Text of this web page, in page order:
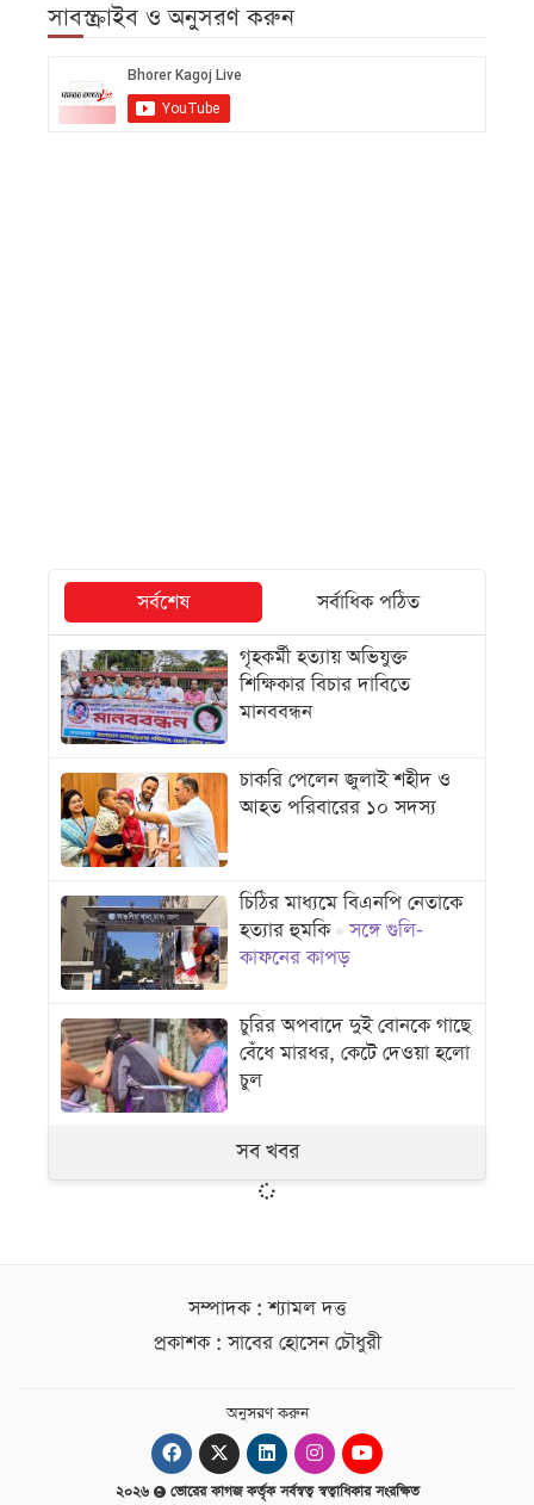
সাবস্ক্রাইব ও অনুসরণ করুন
সর্বশেষ
সর্বাধিক পঠিত
গৃহকর্মী হত্যায় অভিযুক্ত
শিক্ষিকার বিচার দাবিতে
মানববন্ধন
চাকরি পেলেন জুলাই শহীদ ও
আহত পরিবারের ১০ সদস্য
চিঠির মাধ্যমে বিএনপি নেতাকে
হত্যার হুমকি
সঙ্গে গুলি-
কাফনের কাপড়
চুরির অপবাদে দুই বোনকে গাছে
বেঁধে মারধর, কেটে দেওয়া হলো
চুল
সব খবর
সম্পাদক : শ্যামল দত্ত
প্রকাশক : সাবের হোসেন চৌধুরী
অনুসরণ করুন
২০২৬ ভোরের কাগজ কর্তৃক সর্বস্বত্ব স্বত্বাধিকার সংরক্ষিত